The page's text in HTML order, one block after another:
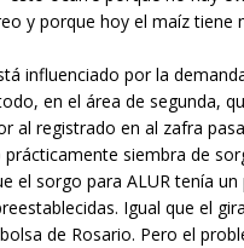
y porque hoy el maíz
influenciado por la
en el área de segunda,
al registrado en al zafra
siembra de
el sorgo para ALUR tenía
Igual que el
de Rosario. Pero el